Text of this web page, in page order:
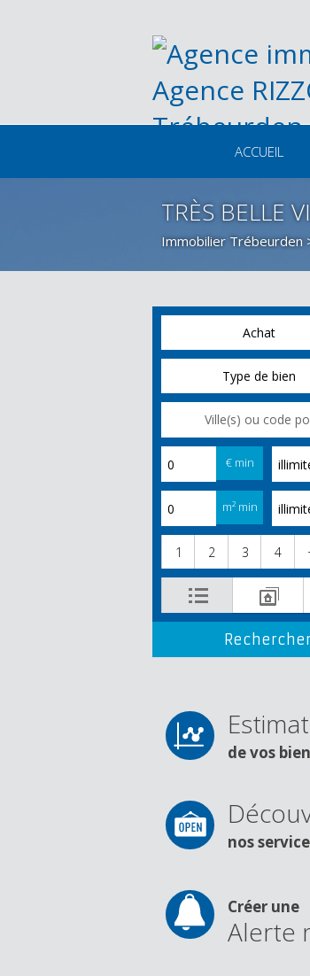
ACCUEIL
TRÈS BELLE
Immobilier Trébeurden
Achat
Type de bien
€ min
m² min
1 2 3 4
de vos
nos
Créer une
Alerte